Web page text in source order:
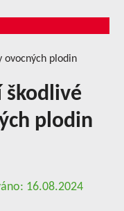
ovocných plodin
škodlivé
plodin
16.08.2024